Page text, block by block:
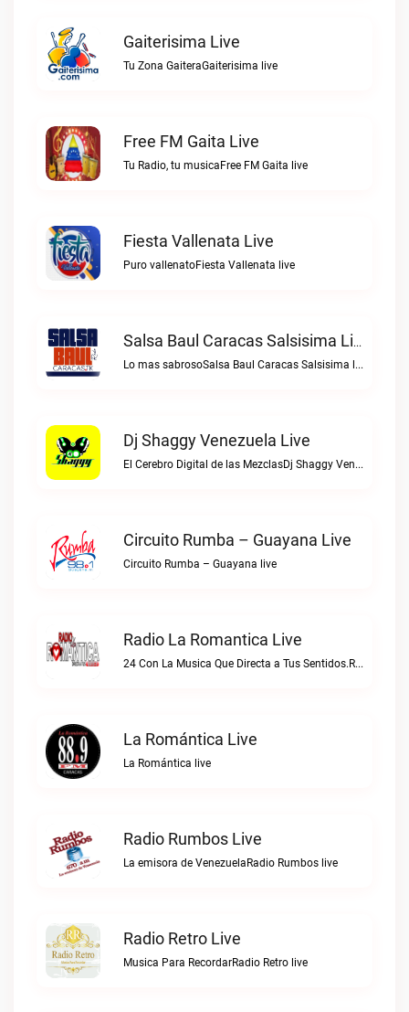
Gaiterisima Live
Tu Zona GaiteraGaiterisima live
Free FM Gaita Live
Tu Radio, tu musicaFree FM Gaita live
Fiesta Vallenata Live
Puro vallenatoFiesta Vallenata live
Salsa Baul Caracas Salsisima Live
Lo mas sabrosoSalsa Baul Caracas Salsisima live
Dj Shaggy Venezuela Live
El Cerebro Digital de las MezclasDj Shaggy Venezuela live
Circuito Rumba – Guayana Live
Circuito Rumba – Guayana live
Radio La Romantica Live
24 Con La Musica Que Directa a Tus Sentidos.Radio La Romantica live
La Romántica Live
La Romántica live
Radio Rumbos Live
La emisora de VenezuelaRadio Rumbos live
Radio Retro Live
Musica Para RecordarRadio Retro live